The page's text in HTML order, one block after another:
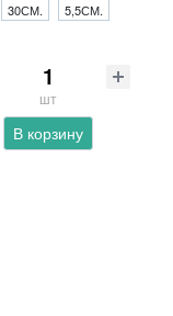
30СМ.
5,5СМ.
шт
В корзину